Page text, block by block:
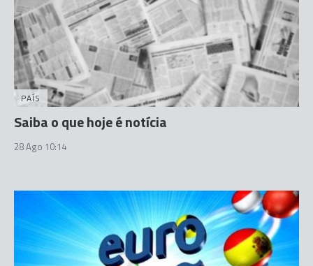
PAÍS
Saiba o que hoje é notícia
28 Ago 10:14